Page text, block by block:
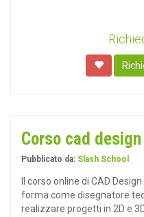
Corso cad
Pubblicato da: Slash School
Il corso online di CAD
forma come disegnatore
realizzare progetti in 2D e